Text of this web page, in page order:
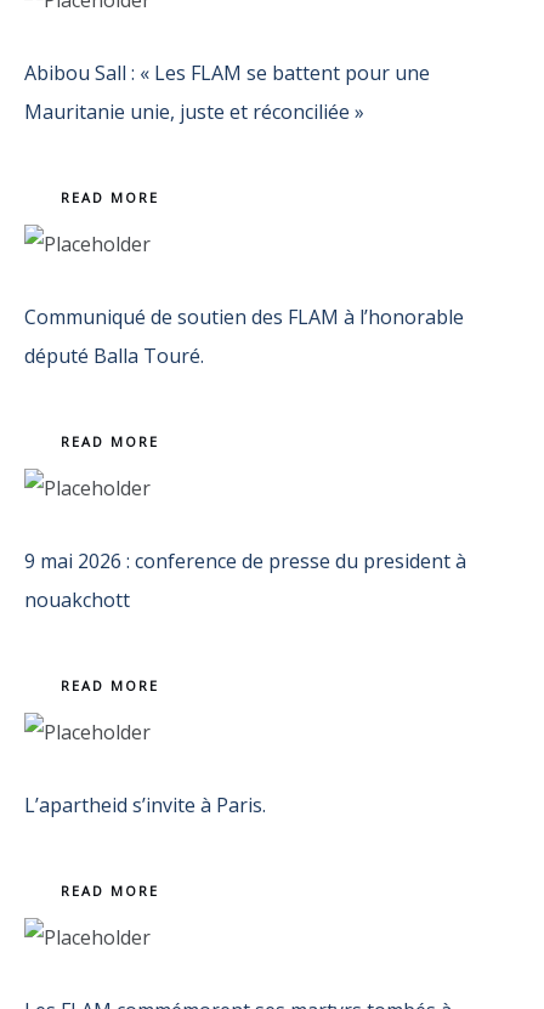
Abibou Sall : « Les FLAM se battent pour une
Mauritanie unie, juste et réconciliée »
READ MORE
Communiqué de soutien des FLAM à l’honorable
député Balla Touré.
READ MORE
9 mai 2026 : conference de presse du president à
nouakchott
READ MORE
L’apartheid s’invite à Paris.
READ MORE